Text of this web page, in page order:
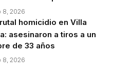
8, 2026
homicidio en Villa
asesinaron a tiros a un
de 33 años
8, 2026